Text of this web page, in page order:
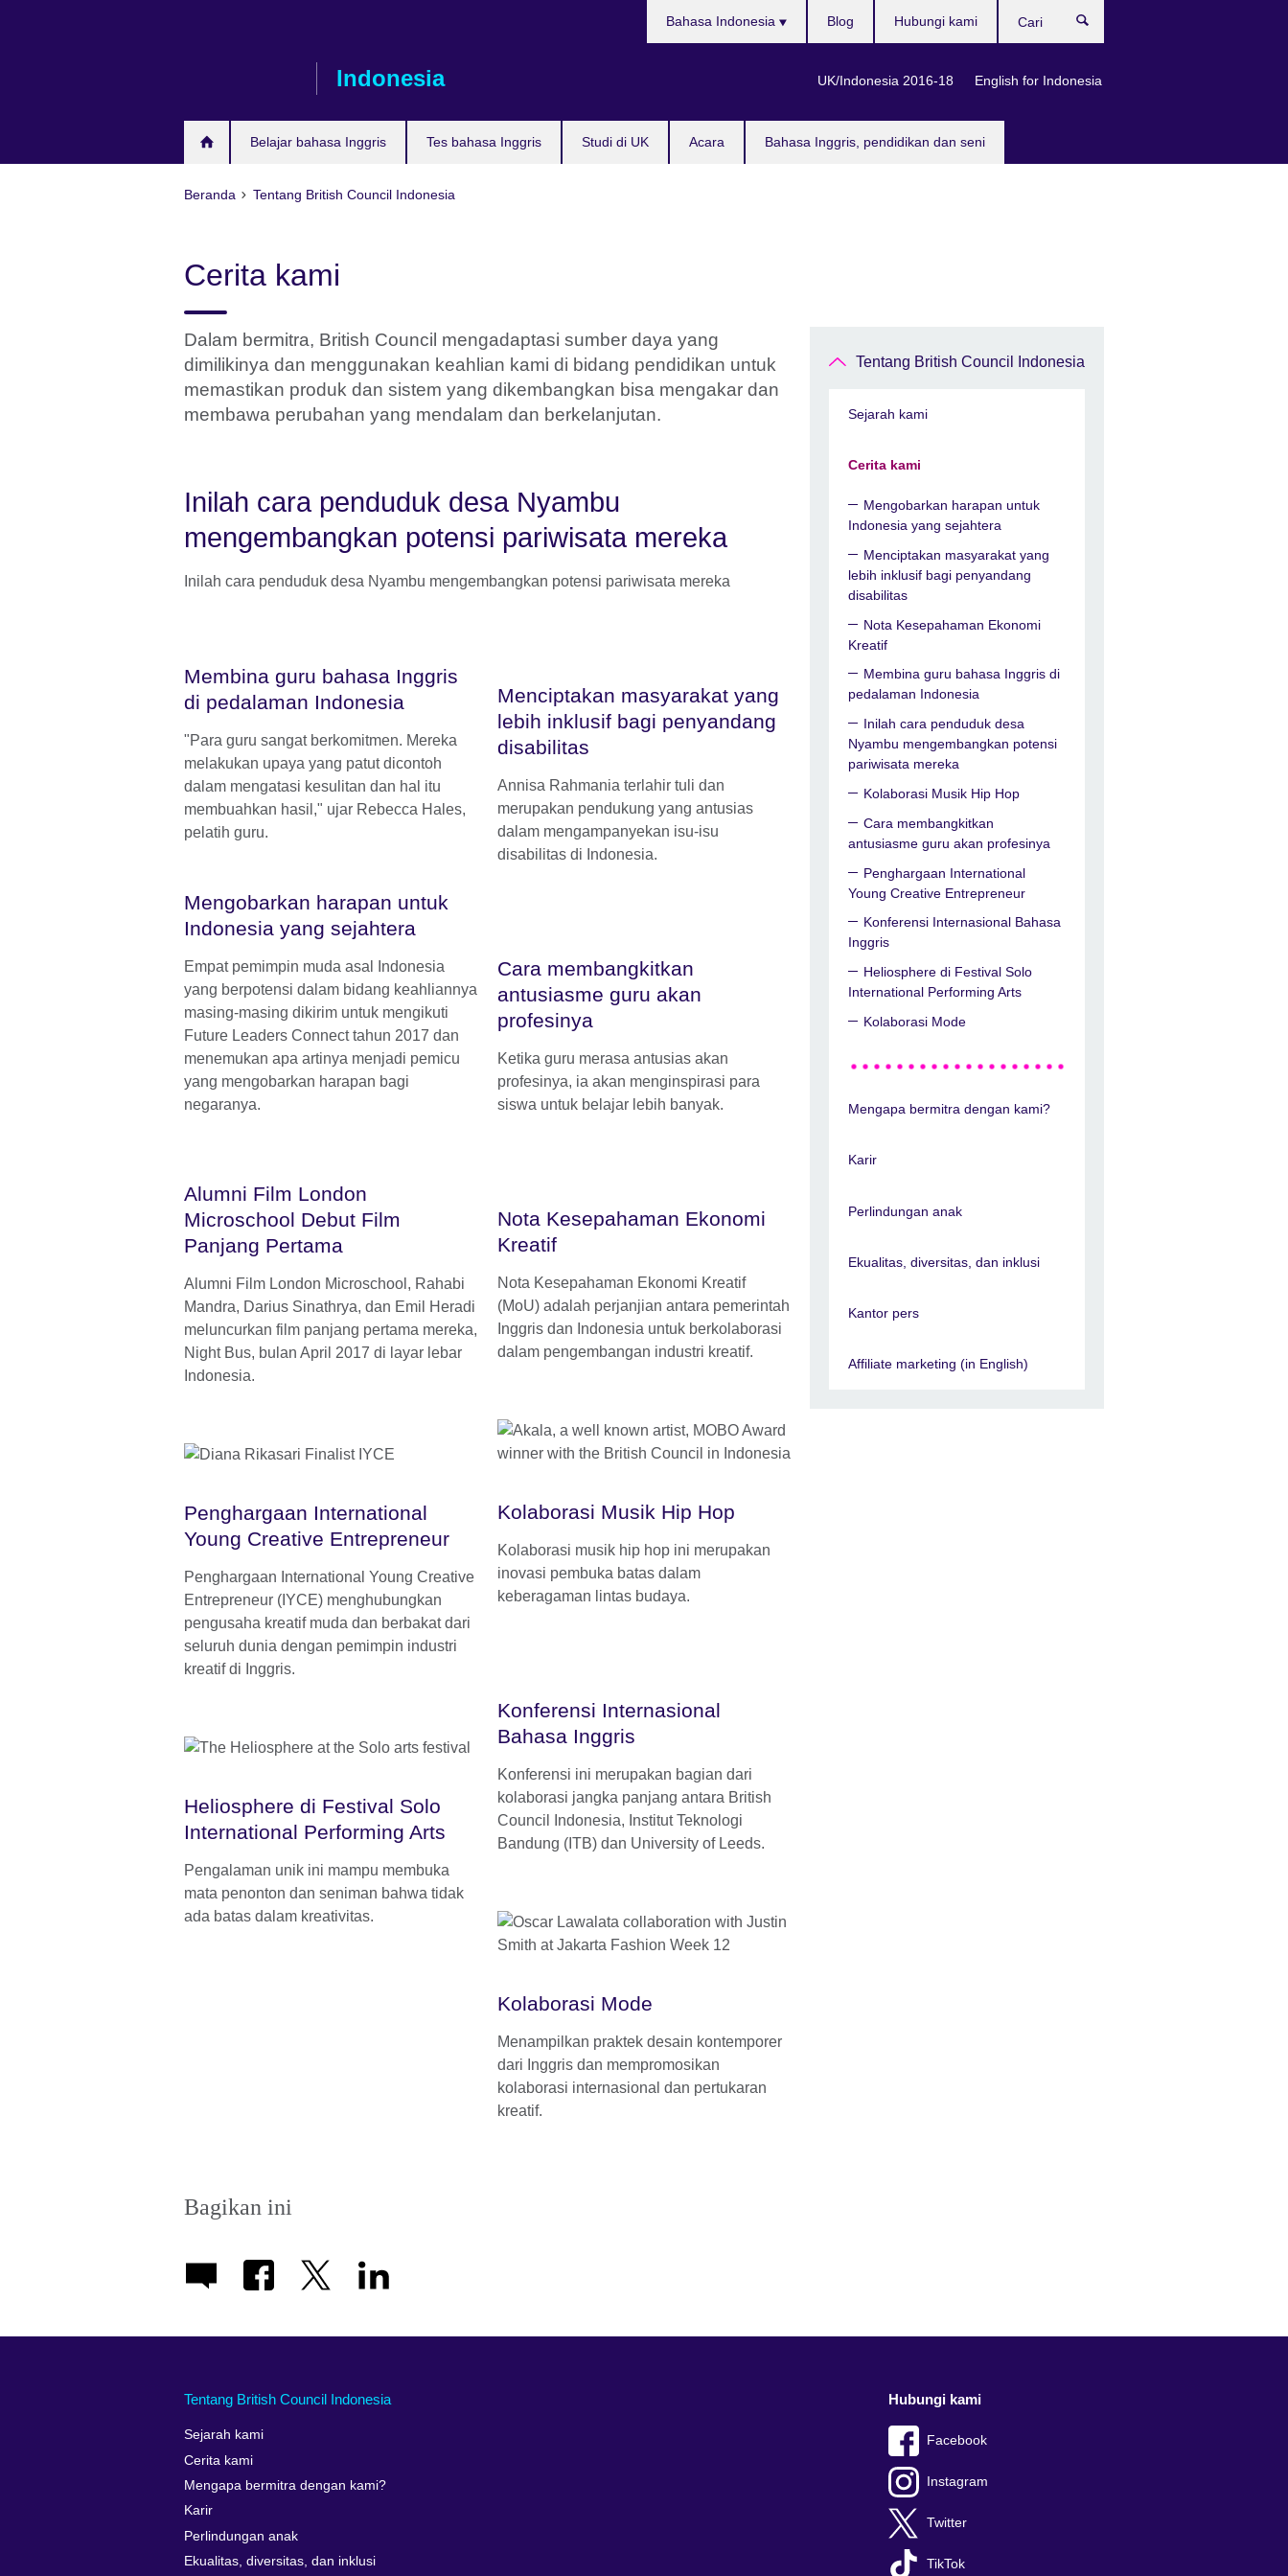
Indonesia
Belajar bahasa Inggris Tes bahasa Inggris Studi di UK Acara Bahasa Inggris, pendidikan dan seni
Bahasa Indonesia
UK/Indonesia 2016-18 English for Indonesia
Blog Hubungi kami
Beranda Tentang British Council Indonesia
Cerita kami
Dalam bermitra, British Council mengadaptasi sumber daya yang
dimilikinya dan menggunakan keahlian kami di bidang pendidikan untuk
memastikan produk dan sistem yang dikembangkan bisa mengakar dan
membawa perubahan yang mendalam dan berkelanjutan.
Inilah cara penduduk desa Nyambu
mengembangkan potensi pariwisata mereka
Inilah cara penduduk desa Nyambu mengembangkan potensi pariwisata mereka
Membina guru bahasa Inggris
di pedalaman Indonesia
"Para guru sangat berkomitmen. Mereka
melakukan upaya yang patut dicontoh
dalam mengatasi kesulitan dan hal itu
membuahkan hasil," ujar Rebecca Hales,
pelatih guru.
Menciptakan masyarakat yang
lebih inklusif bagi penyandang
disabilitas
Annisa Rahmania terlahir tuli dan
merupakan pendukung yang antusias
dalam mengampanyekan isu-isu
disabilitas di Indonesia.
Mengobarkan harapan untuk
Indonesia yang sejahtera
Empat pemimpin muda asal Indonesia
yang berpotensi dalam bidang keahliannya
masing-masing dikirim untuk mengikuti
Future Leaders Connect tahun 2017 dan
menemukan apa artinya menjadi pemicu
yang mengobarkan harapan bagi
negaranya.
Cara membangkitkan
antusiasme guru akan
profesinya
Ketika guru merasa antusias akan
profesinya, ia akan menginspirasi para
siswa untuk belajar lebih banyak.
Alumni Film London
Microschool Debut Film
Panjang Pertama
Alumni Film London Microschool, Rahabi
Mandra, Darius Sinathrya, dan Emil Heradi
meluncurkan film panjang pertama mereka,
Night Bus, bulan April 2017 di layar lebar
Indonesia.
Nota Kesepahaman Ekonomi
Kreatif
Nota Kesepahaman Ekonomi Kreatif
(MoU) adalah perjanjian antara pemerintah
Inggris dan Indonesia untuk berkolaborasi
dalam pengembangan industri kreatif.
Kolaborasi Musik Hip Hop
Kolaborasi musik hip hop ini merupakan
inovasi pembuka batas dalam
keberagaman lintas budaya.
Penghargaan International
Young Creative Entrepreneur
Penghargaan International Young Creative
Entrepreneur (IYCE) menghubungkan
pengusaha kreatif muda dan berbakat dari
seluruh dunia dengan pemimpin industri
kreatif di Inggris.
Konferensi Internasional
Bahasa Inggris
Konferensi ini merupakan bagian dari
kolaborasi jangka panjang antara British
Council Indonesia, Institut Teknologi
Bandung (ITB) dan University of Leeds.
Heliosphere di Festival Solo
International Performing Arts
Pengalaman unik ini mampu membuka
mata penonton dan seniman bahwa tidak
ada batas dalam kreativitas.
Kolaborasi Mode
Menampilkan praktek desain kontemporer
dari Inggris dan mempromosikan
kolaborasi internasional dan pertukaran
kreatif.
Bagikan ini
Tentang British Council Indonesia
Sejarah kami
Cerita kami
Mengobarkan harapan untuk
Indonesia yang sejahtera
Menciptakan masyarakat yang
lebih inklusif bagi penyandang
disabilitas
Nota Kesepahaman Ekonomi
Kreatif
Membina guru bahasa Inggris di
pedalaman Indonesia
Inilah cara penduduk desa
Nyambu mengembangkan potensi
pariwisata mereka
Kolaborasi Musik Hip Hop
Cara membangkitkan
antusiasme guru akan profesinya
Penghargaan International
Young Creative Entrepreneur
Konferensi Internasional Bahasa
Inggris
Heliosphere di Festival Solo
International Performing Arts
Kolaborasi Mode
Mengapa bermitra dengan kami?
Karir
Perlindungan anak
Ekualitas, diversitas, dan inklusi
Kantor pers
Affiliate marketing (in English)
Tentang British Council Indonesia
Sejarah kami
Cerita kami
Mengapa bermitra dengan kami?
Karir
Perlindungan anak
Ekualitas, diversitas, dan inklusi
Hubungi kami
Facebook
Instagram
Twitter
TikTok